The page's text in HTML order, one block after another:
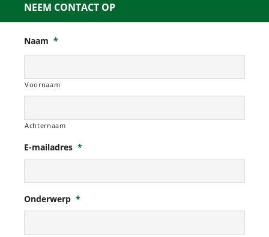
NEEM CONTACT OP
Naam *
Voornaam
Achternaam
E-mailadres *
Onderwerp *